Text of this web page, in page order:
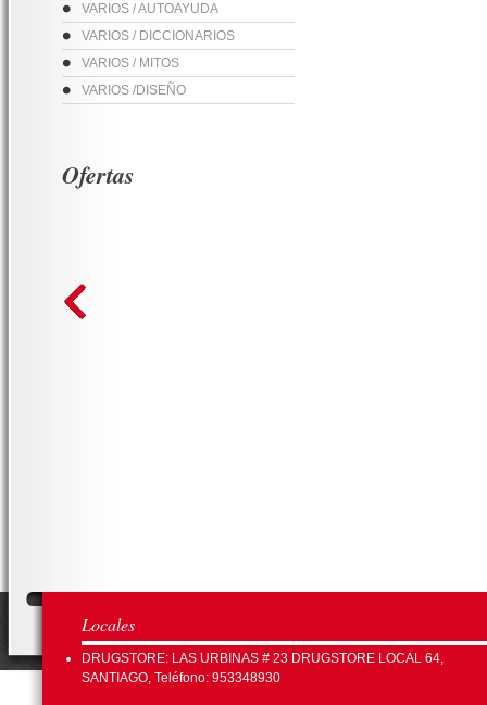
VARIOS / AUTOAYUDA
VARIOS / DICCIONARIOS
VARIOS / MITOS
VARIOS /DISEÑO
Ofertas
Locales
DRUGSTORE: LAS URBINAS # 23 DRUGSTORE LOCAL 64,
SANTIAGO, Teléfono: 953348930